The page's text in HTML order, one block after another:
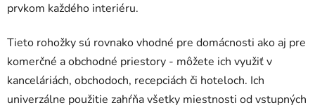
prvkom každého interiéru.
Tieto rohožky sú rovnako vhodné pre domácnosti ako aj pre
komerčné a obchodné priestory - môžete ich využiť v
kanceláriách, obchodoch, recepciách či hoteloch. Ich
univerzálne použitie zahŕňa všetky miestnosti od vstupných